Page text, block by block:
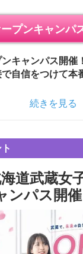
プンキャンパ
キャンパス開催
自信をつけて本
続きを見る
道武蔵女
ンパス開催